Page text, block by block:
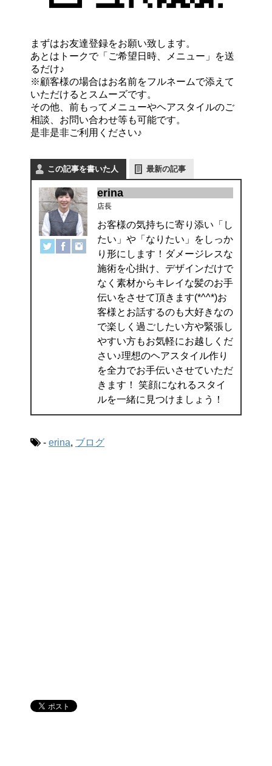
まずはお友達登録をお願い致します。
あとはトークで「ご希望日時、メニュー」を送
るだけ♪
※顧客様の場合はお名前をフルネームで添えて
いただけるとスムーズです。
その他、前もってメニューやヘアスタイルのご
相談、お問い合わせ等も可能です。
是非是非ご利用ください♪
この記事を書いた人 最新の記事
erina
店長
お客様の気持ちに寄り添い「し
たい」や「なりたい」をしっか
り形にします！ダメージレスな
施術を心掛け、デザインだけで
なく素材からキレイな髪のお手
伝いをさせて頂きます(*^^*)お
客様とお話するのも大好きなの
で楽しく過ごしたい方や緊張し
やすい方もお気軽にお越しくだ
さい♪理想のヘアスタイル作り
を全力でお手伝いさせていただ
きます！ 笑顔になれるスタイ
ルを一緒に見つけましょう！
- erina, ブログ